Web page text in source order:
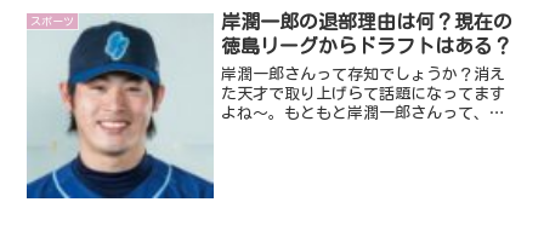
スポーツ
岸潤一郎の退部理由は何？現在の
徳島リーグからドラフトはある？
岸潤一郎さんって存知でしょうか？消え
た天才で取り上げらて話題になってます
よね～。もともと岸潤一郎さんって、高